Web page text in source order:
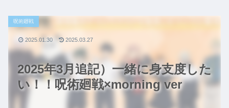
2025年3月追記）一緒に身支度した
い！！呪術廻戦×morning ver
呪術廻戦
2025.01.30 2025.03.27